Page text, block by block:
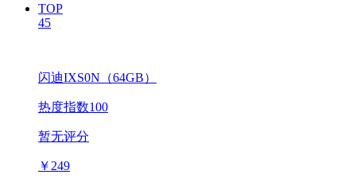
TOP
45
闪迪IXS0N（64GB）
热度指数100
暂无评分
￥ 249